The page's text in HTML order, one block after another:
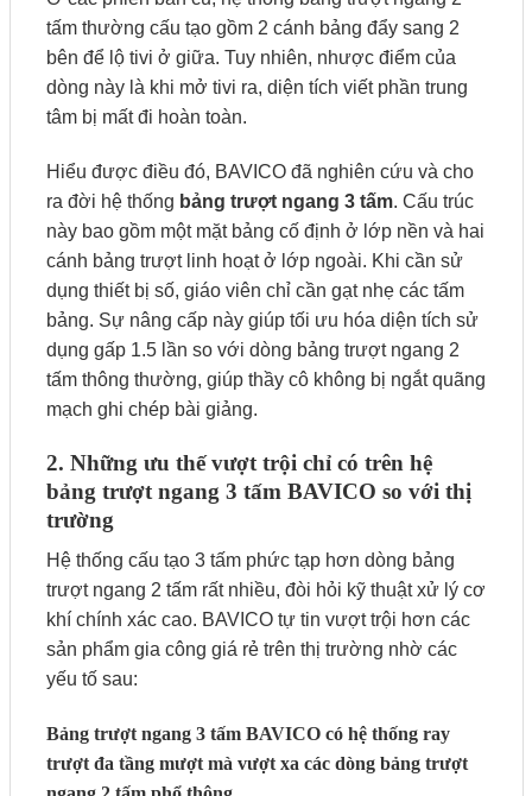
tấm thường cấu tạo gồm 2 cánh bảng đẩy sang 2
bên để lộ tivi ở giữa. Tuy nhiên, nhược điểm của
dòng này là khi mở tivi ra, diện tích viết phần trung
tâm bị mất đi hoàn toàn.
Hiểu được điều đó, BAVICO đã nghiên cứu và cho
ra đời hệ thống bảng trượt ngang 3 tấm. Cấu trúc
này bao gồm một mặt bảng cố định ở lớp nền và hai
cánh bảng trượt linh hoạt ở lớp ngoài. Khi cần sử
dụng thiết bị số, giáo viên chỉ cần gạt nhẹ các tấm
bảng. Sự nâng cấp này giúp tối ưu hóa diện tích sử
dụng gấp 1.5 lần so với dòng bảng trượt ngang 2
tấm thông thường, giúp thầy cô không bị ngắt quãng
mạch ghi chép bài giảng.
2. Những ưu thế vượt trội chỉ có trên hệ
bảng trượt ngang 3 tấm BAVICO so với thị
trường
Hệ thống cấu tạo 3 tấm phức tạp hơn dòng bảng
trượt ngang 2 tấm rất nhiều, đòi hỏi kỹ thuật xử lý cơ
khí chính xác cao. BAVICO tự tin vượt trội hơn các
sản phẩm gia công giá rẻ trên thị trường nhờ các
yếu tố sau:
Bảng trượt ngang 3 tấm BAVICO có hệ thống ray
trượt đa tầng mượt mà vượt xa các dòng bảng trượt